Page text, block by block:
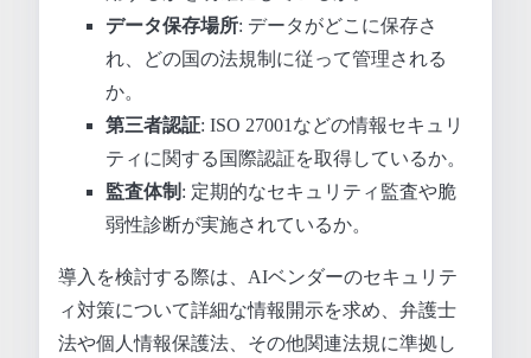
データ保存場所: データがどこに保存さ
れ、どの国の法規制に従って管理される
か。
第三者認証: ISO 27001などの情報セキュリ
ティに関する国際認証を取得しているか。
監査体制 : 定期的なセキュリティ監査や脆
弱性診断が実施されているか。
導入を検討する際は、AIベンダーのセキュリテ
ィ対策について詳細な情報開示を求め、弁護士
法や個人情報保護法、その他関連法規に準拠し